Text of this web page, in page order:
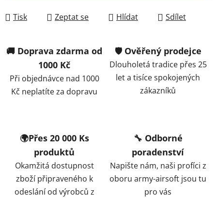
Tisk Zeptat se Hlídat Sdílet
🚚 Doprava zdarma od
1000 Kč
Při objednávce nad 1000
Kč neplatíte za dopravu
🛡️ Ověřený prodejce
Dlouholetá tradice přes 25
let a tisíce spokojených
zákazníků
🌍Přes 20 000 Ks
produktů
Okamžitá dostupnost
zboží připraveného k
odeslání od výrobců z
🔧 Odborné
poradenství
Napište nám, naši profíci z
oboru army-airsoft jsou tu
pro vás